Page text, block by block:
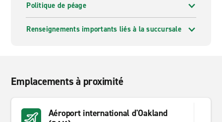
Politique de péage
Renseignements importants liés à la succursale
Emplacements à proximité
Aéroport international d'Oakland